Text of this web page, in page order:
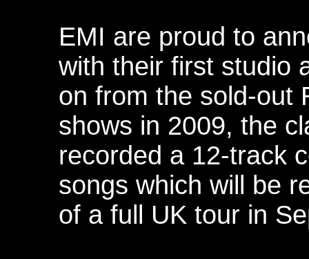
EMI are proud to
with their first studio
on from the sold-out
shows in 2009, the
recorded a 12-track
songs which will be
of a full UK tour in